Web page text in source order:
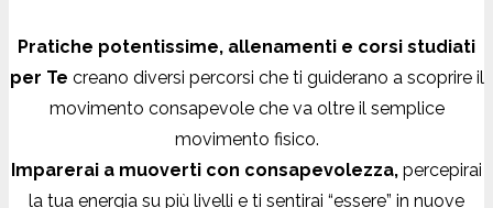
Pratiche potentissime, allenamenti e corsi studiati
per Te creano diversi percorsi che ti guiderano a scoprire il
movimento consapevole che va oltre il semplice
movimento fisico.
Imparerai a muoverti con consapevolezza, percepirai
la tua energia su più livelli e ti sentirai “essere” in nuove